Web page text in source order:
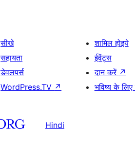
सीखे
सहायता
डेवलपर्स
WordPress.TV ↗
शामिल होइये
ईवेंट्स
दान करें ↗
भविष्य के लिए
Hindi